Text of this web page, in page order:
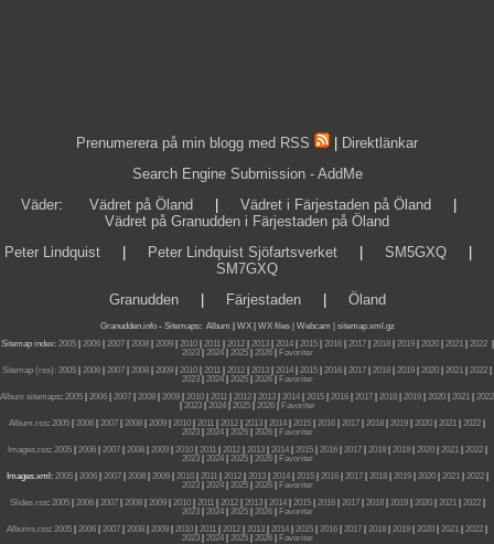
Prenumerera på min blogg med RSS
Direktlänkar
Search Engine Submission - AddMe
Väder: Vädret på Öland Vädret i Färjestaden på Öland
Vädret på Granudden i Färjestaden på Öland
Peter Lindquist
Peter Lindquist Sjöfartsverket SM5GXQ
SM7GXQ
Granudden| Färjestaden| Öland
Granudden.info- Sitemaps: Album WX WX files | Webcam |
sitemap.xml.gz
Sitemap index: 2005| 2006| 2007| 2008| 2009| 2010| 2011| 2012| 2013| 2014| 2015| 2016| 2017| 2018| 2019| 2020| 2021| 2022|
2023| 2024| 2025| 2026|
Favoriter
Sitemap (rss): 2005 2006 2007 2008 2009 2010 2011 2012 2013 2014 2015 2016 2017 2018 2019 2020 2021 2022
2023| 2024| 2025| 2026|
Favoriter
Album sitemaps: 2005 2006 2007 2008 2009 2010 2011 2012 2013 2014 2015 2016 2017 2018 2019 2020 2021
2022
2023| 2024| 2025| 2026|
Favoriter
Album.rss: 2005 2006 2007 2008 2009 2010 2011 2012 2013 2014 2015 2016 2017 2018 2019 2020 2021 2022
2023| 2024| 2025| 2026|
Favoriter
Images.rss: 2005| 2006| 2007| 2008| 2009| 2010| 2011| 2012| 2013| 2014| 2015| 2016| 2017| 2018| 2019| 2020| 2021| 2022|
2023| 2024| 2025| 2026|
Favoriter
Images.xml: 2005| 2006| 2007| 2008| 2009| 2010| 2011| 2012| 2013| 2014| 2015| 2016| 2017| 2018| 2019| 2020| 2021| 2022|
2023| 2024| 2025| 2026|
Favoriter
Slides.rss: 2005| 2006| 2007| 2008| 2009| 2010| 2011| 2012| 2013| 2014| 2015| 2016| 2017| 2018| 2019| 2020| 2021| 2022|
2023| 2024| 2025| 2026|
Favoriter
Albums.rss: 2005 2006 2007 2008 2009 2010 2011 2012 2013 2014 2015 2016 2017 2018 2019 2020 2021 2022
2023| 2024| 2025| 2026|
Favoriter